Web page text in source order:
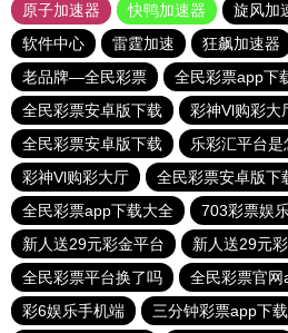
原子加速器
快鸭加速器 旋风加
软件中心
雷霆加速 狂飙加速器
老品牌—全民彩票
全民彩票app下
全民彩票安卓版下载
彩神Vl购彩大
全民彩票安卓版下载
乐彩汇平台是
彩神Vl购彩大厅
全民彩票安卓版下
全民彩票app下载大全
703彩票娱
新人送29元彩金平台
新人送29元
全民彩票平台换了吗
全民彩票官网
彩6娱乐手机端
三分钟彩票app下载